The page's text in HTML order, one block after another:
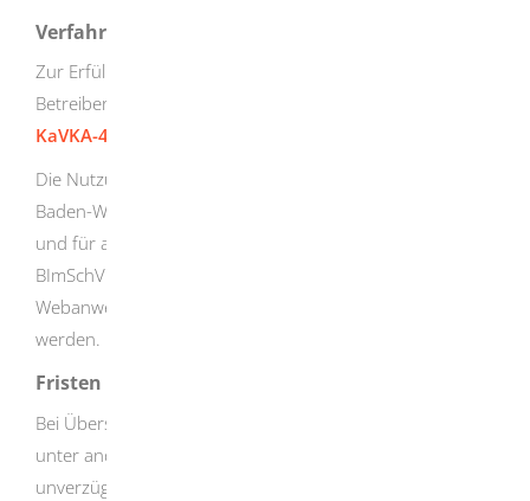
Verfahrensablauf
Zur Erfüllung der Informationspflichten steht für die
Betreiber
KaVKA-42.BV
Die Nutzung der Webanwendung KaVKA-42.BV ist in
Baden-Württemberg für alle Anzeigepflichten nach § 13
und für alle Informationspflichten nach § 10 der 42.
BImSchV vorgeschrieben. Zusätzlich kann die
Webanwendung für Mitteilungen nach § 14 verwendet
werden.
Fristen
Bei Überschreitung eines Maßnahmenwertes sind Sie
unter anderem verpflichtet, die zuständige Behörde
unverzüglich gemäß Anlage 3 Teil 1 und innerhalb einer